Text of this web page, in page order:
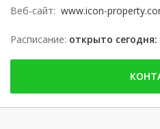
Веб-сайт: www.icon-
Расписание: открыто сегодня:
пятница: 09:00 -
суббота: